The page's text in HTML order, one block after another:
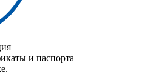
и паспорта